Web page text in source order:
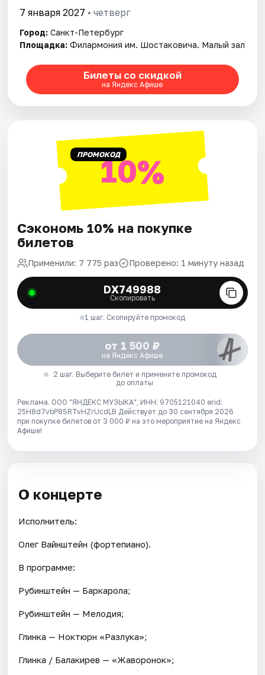
7 января 2027 • четверг
Город: Санкт-Петербург
Площадка: Филармония им. Шостаковича. Малый зал
Билеты со скидкой
на Яндекс Афише
ПРОМОКОД10%
Сэкономь 10% на покупке
билетов
Применили: 7 775 раз Проверено: 1 минуту назад
DX749988
Скопировать
1 шаг. Скопируйте промокод
от 1 500 ₽
на Яндекс Афише
2 шаг. Выберите билет и примените промокод
до оплаты
Реклама. ООО "ЯНДЕКС МУЗЫКА", ИНН: 9705121040 erid:
25H8d7vbP8SRTvHZrUcdLB Действует до 30 сентября 2026
при покупке билетов от 3 000 ₽ на это мероприятие на Яндекс
Афише!
О концерте
Исполнитель:
Олег Вайнштейн (фортепиано).
В программе:
Рубинштейн — Баркарола;
Рубинштейн — Мелодия;
Глинка — Ноктюрн «Разлука»;
Глинка / Балакирев — «Жаворонок»;